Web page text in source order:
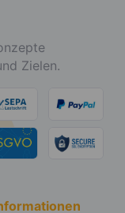
Zielen.